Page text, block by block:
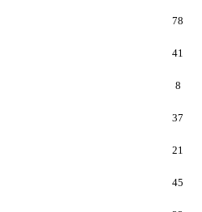
78
41
8
37
21
45